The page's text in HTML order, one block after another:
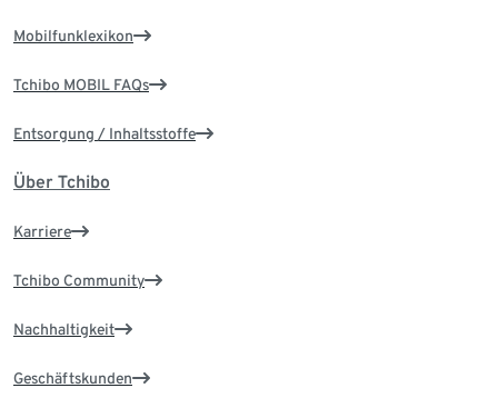
Mobilfunklexikon
Tchibo MOBIL FAQs
Entsorgung / Inhaltsstoffe
Über Tchibo
Karriere
Tchibo Community
Nachhaltigkeit
Geschäftskunden